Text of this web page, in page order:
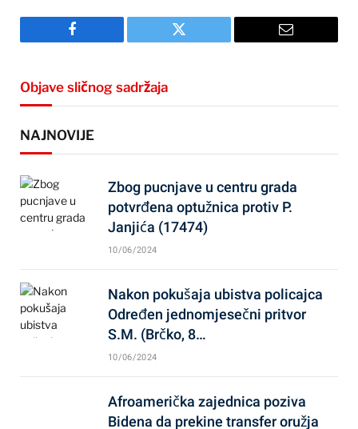
Facebook Twitter Email
Objave sličnog sadržaja
NAJNOVIJE
Zbog pucnjave u centru grada
potvrđena optužnica protiv P.
Janjića (17474)
10/06/2024
Nakon pokušaja ubistva policajca
Određen jednomjesečni pritvor
S.M. (Brčko, 8…
10/06/2024
Afroamerička zajednica poziva
Bidena da prekine transfer oružja